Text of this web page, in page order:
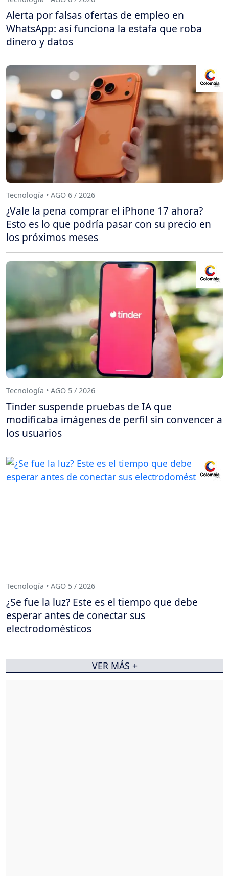
Alerta por falsas ofertas de empleo en
WhatsApp: así funciona la estafa que roba
dinero y datos
Tecnología • AGO 6 / 2026
¿Vale la pena comprar el iPhone 17 ahora?
Esto es lo que podría pasar con su precio en
los próximos meses
Tecnología • AGO 5 / 2026
Tinder suspende pruebas de IA que
modificaba imágenes de perfil sin convencer a
los usuarios
Tecnología • AGO 5 / 2026
¿Se fue la luz? Este es el tiempo que debe
esperar antes de conectar sus
electrodomésticos
VER MÁS +